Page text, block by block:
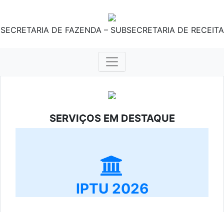
SECRETARIA DE FAZENDA – SUBSECRETARIA DE RECEITA
SERVIÇOS EM DESTAQUE
IPTU 2026